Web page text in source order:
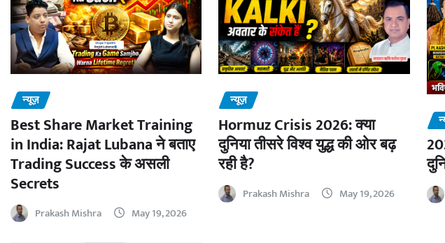
न्यूज़
Best Share Market Training
in India: Rajat Lubana ने बताए
Trading Success के असली
Secrets
Prakash Mishra May 19, 2026
न्यूज़
Hormuz Crisis 2026: क्या
दुनिया तीसरे विश्व युद्ध की ओर बढ़
रही है?
Prakash Mishra May 19, 2026